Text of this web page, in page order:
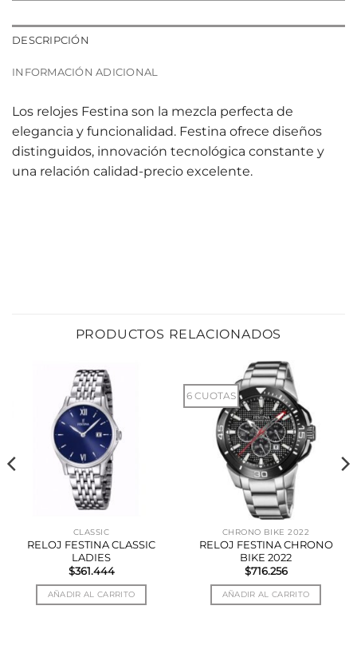
DESCRIPCIÓN
INFORMACIÓN ADICIONAL
Los relojes Festina son la mezcla perfecta de
elegancia y funcionalidad. Festina ofrece diseños
distinguidos, innovación tecnológica constante y
una relación calidad-precio excelente.
PRODUCTOS RELACIONADOS
CLASSIC
RELOJ FESTINA CLASSIC
LADIES
$361.444
AÑADIR AL CARRITO
6 CUOTAS
CHRONO BIKE 2022
RELOJ FESTINA CHRONO
BIKE 2022
$716.256
AÑADIR AL CARRITO